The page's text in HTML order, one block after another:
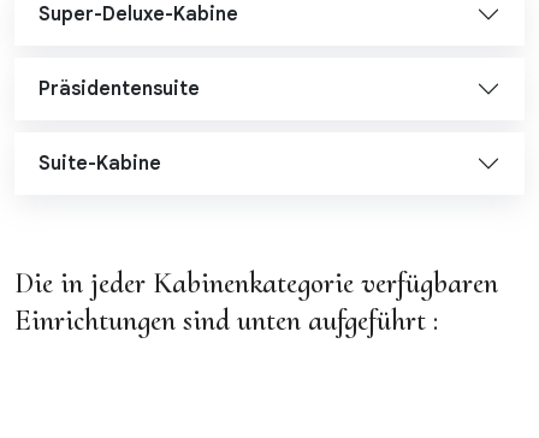
Super-Deluxe-Kabine
Präsidentensuite
Suite-Kabine
Die in jeder Kabinenkategorie verfügbaren
Einrichtungen sind unten aufgeführt :